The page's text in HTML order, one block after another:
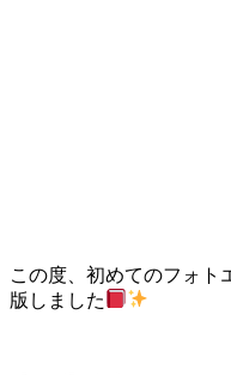
この度、初めてのフォト
版しました